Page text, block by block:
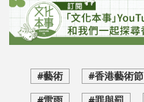
#藝術 #香港藝術節